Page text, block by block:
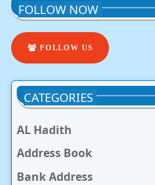
FOLLOW NOW
FOLLOW US
CATEGORIES
AL Hadith
Address Book
Bank Address